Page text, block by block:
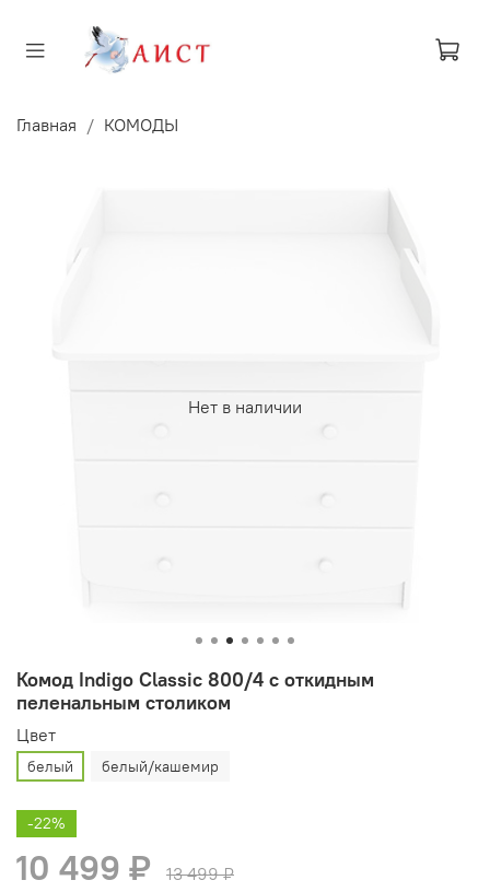
Главная КОМОДЫ
Нет в наличии
Комод Indigo Classic 800/4 c откидным
пеленальным столиком
Цвет
белый белый/кашемир
-22%
10 499 ₽ 13 499 ₽